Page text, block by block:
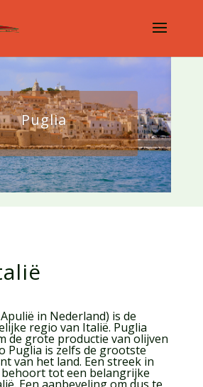
Puglia
in Nederland) is de
regio van Italië. Puglia
de grote productie van olijven
Puglia is zelfs de grootste
van het land. Een streek in
behoort tot een belangrijke